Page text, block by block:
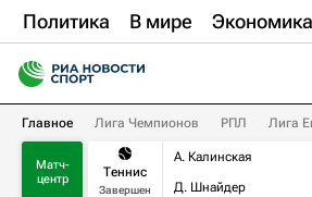
Политика В мире Экономика
Главное Лига Чемпионов РПЛ Лига
Матч-
центр
Теннис
Завершен
А. Калинская
Д. Шнайдер